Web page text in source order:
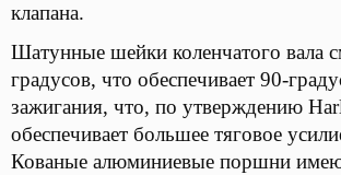
клапана.
Шатунные шейки коленчатого вала
градусов, что обеспечивает 90-
зажигания, что, по утверждению
обеспечивает большее тяговое
Кованые алюминиевые поршни